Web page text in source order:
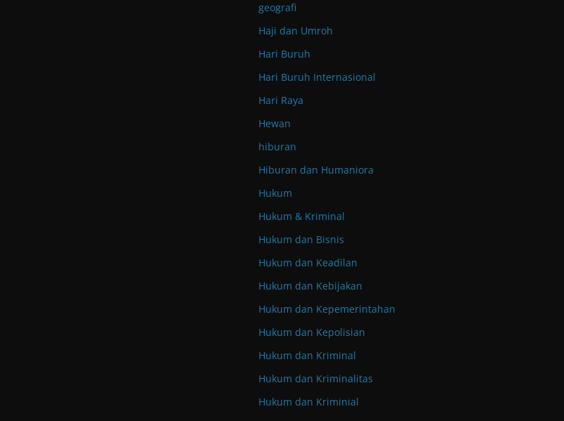
geografi
Haji dan Umroh
Hari Buruh
Hari Buruh Internasional
Hari Raya
Hewan
hiburan
Hiburan dan Humaniora
Hukum
Hukum & Kriminal
Hukum dan Bisnis
Hukum dan Keadilan
Hukum dan Kebijakan
Hukum dan Kepemerintahan
Hukum dan Kepolisian
Hukum dan Kriminal
Hukum dan Kriminalitas
Hukum dan Kriminial